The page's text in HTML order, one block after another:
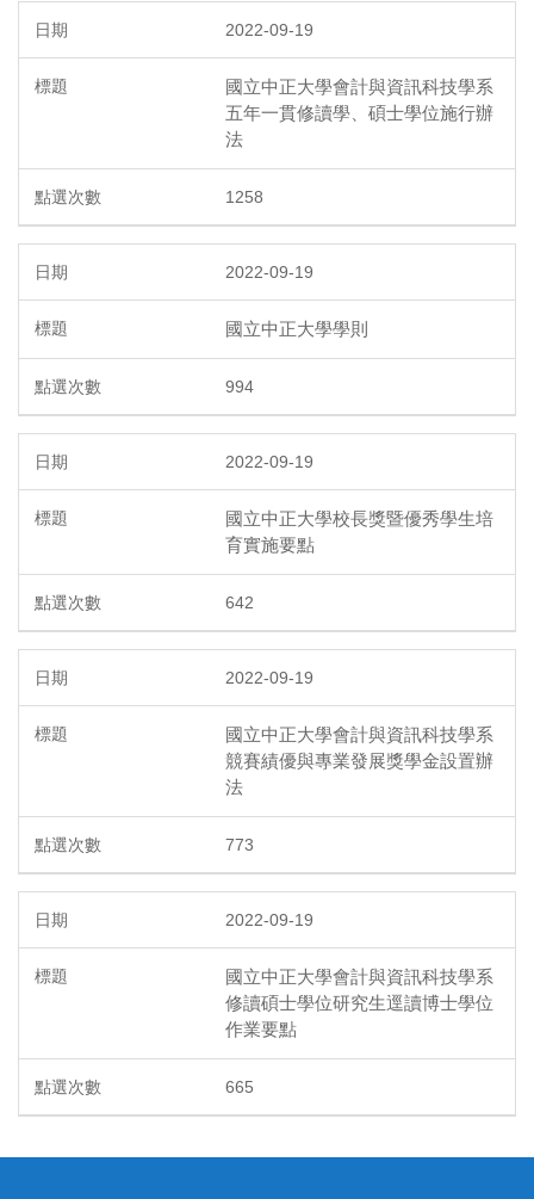
2022-09-19
國立中正大學會計與資訊科技學系
五年一貫修讀學、碩士學位施行辦
法
1258
2022-09-19
國立中正大學學則
994
2022-09-19
國立中正大學校長獎暨優秀學生培
育實施要點
642
2022-09-19
國立中正大學會計與資訊科技學系
競賽績優與專業發展獎學金設置辦
法
773
2022-09-19
國立中正大學會計與資訊科技學系
修讀碩士學位研究生逕讀博士學位
作業要點
665